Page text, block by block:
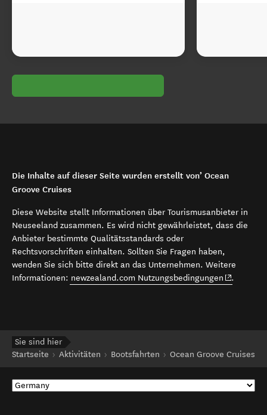
Die Inhalte auf dieser Seite wurden erstellt von’ Ocean
Groove Cruises
Diese Website stellt Informationen über Tourismusanbieter in
Neuseeland zusammen. Es wird nicht gewährleistet, dass die
Anbieter bestimmte Qualitätsstandards oder
Rechtsvorschriften einhalten. Sollten Sie Fragen haben,
wenden Sie sich bitte direkt an das Unternehmen. Weitere
Informationen: newzealand.com Nutzungsbedingungen (opens in
.
Sie sind hier
Startseite
Aktivitäten Bootsfahrten Ocean Groove Cruises